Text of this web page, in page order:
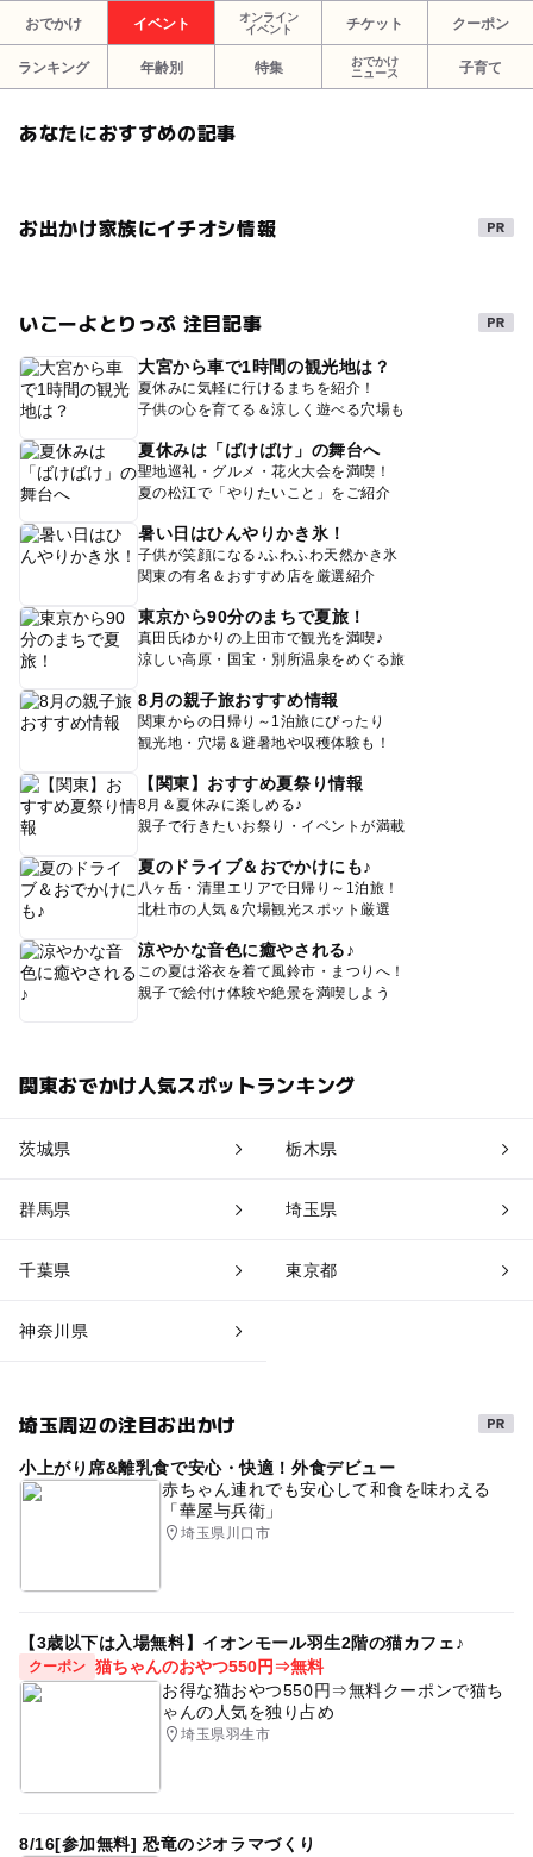
おでかけ イベント
オンライン
イベント
チケット クーポン
ランキング 年齢別 特集
おでかけ
ニュース
子育て
あなたにおすすめの記事
お出かけ家族にイチオシ情報
いこーよとりっぷ 注目記事
大宮から車で1時間の観光地は？
夏休みに気軽に行けるまちを紹介！
子供の心を育てる＆涼しく遊べる穴場も
夏休みは「ばけばけ」の舞台へ
聖地巡礼・グルメ・花火大会を満喫！
夏の松江で「やりたいこと」をご紹介
暑い日はひんやりかき氷！
子供が笑顔になる♪ふわふわ天然かき氷
関東の有名＆おすすめ店を厳選紹介
東京から90分のまちで夏旅！
真田氏ゆかりの上田市で観光を満喫♪
涼しい高原・国宝・別所温泉をめぐる旅
8月の親子旅おすすめ情報
関東からの日帰り～1泊旅にぴったり
観光地・穴場＆避暑地や収穫体験も！
【関東】おすすめ夏祭り情報
8月＆夏休みに楽しめる♪
親子で行きたいお祭り・イベントが満載
夏のドライブ＆おでかけにも♪
八ヶ岳・清里エリアで日帰り～1泊旅！
北杜市の人気＆穴場観光スポット厳選
涼やかな音色に癒やされる♪
この夏は浴衣を着て風鈴市・まつりへ！
親子で絵付け体験や絶景を満喫しよう
関東おでかけ人気スポットランキング
茨城県 栃木県
群馬県 埼玉県
千葉県 東京都
神奈川県
埼玉周辺の注目お出かけ
小上がり席&離乳食で安心・快適！外食デビュー
赤ちゃん連れでも安心して和食を味わえる
「華屋与兵衛」
埼玉県川口市
【3歳以下は入場無料】イオンモール羽生2階の猫カフェ♪
クーポン 猫ちゃんのおやつ550円⇒無料
お得な猫おやつ550円⇒無料クーポンで猫ち
ゃんの人気を独り占め
埼玉県羽生市
8/16[参加無料] 恐竜のジオラマづくり